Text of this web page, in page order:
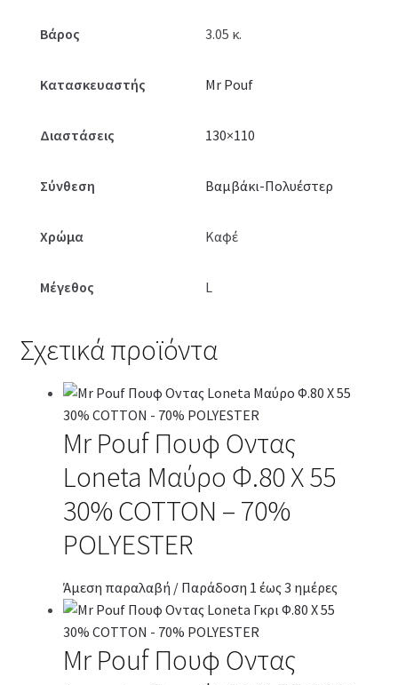
Βάρος 3.05 κ.
Κατασκευαστής Mr Pouf
Διαστάσεις 130×110
Σύνθεση Βαμβάκι-Πολυέστερ
Χρώμα Καφέ
Μέγεθος L
Σχετικά προϊόντα
Mr Pouf Πουφ Οντας
Loneta Μαύρο Φ.80 Χ 55
30% COTTON – 70%
POLYESTER
Άμεση παραλαβή / Παράδοση 1 έως 3 ημέρες
Mr Pouf Πουφ Οντας